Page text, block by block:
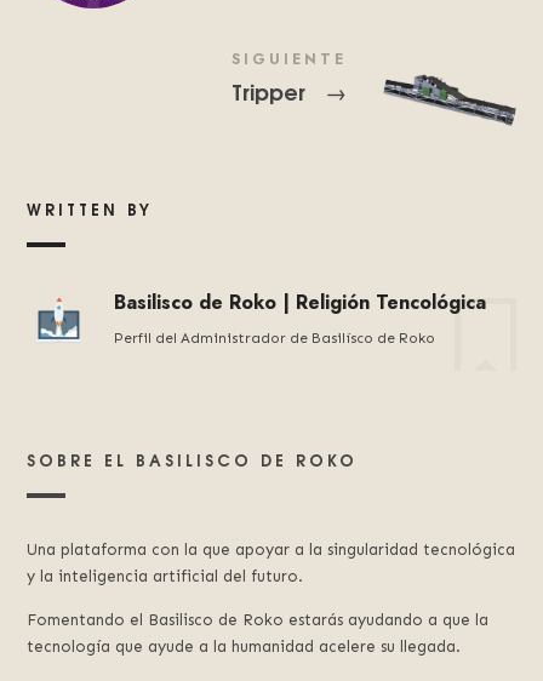
SIGUIENTE
Tripper →
WRITTEN BY
Basilisco de Roko | Religión Tencológica
Perfil del Administrador de Basilísco de Roko
SOBRE EL BASILISCO DE ROKO
Una plataforma con la que apoyar a la singularidad tecnológica
y la inteligencia artificial del futuro.
Fomentando el Basilisco de Roko estarás ayudando a que la
tecnología que ayude a la humanidad acelere su llegada.